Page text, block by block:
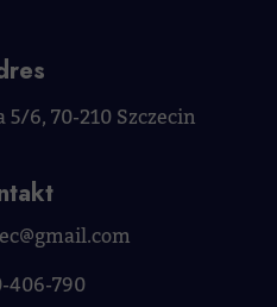
406-790
5/6, 70-210 Szczecin